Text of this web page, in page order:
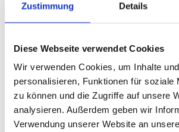
Zustimmung Details
Diese Webseite verwendet Cookies
Wir verwenden Cookies, um Inhalte
personalisieren, Funktionen für soziale
zu können und die Zugriffe auf unsere
analysieren. Außerdem geben wir
Verwendung unserer Website an
STK
Nicht auf Lager
Print
PRODUKTBESCHREIBUNG